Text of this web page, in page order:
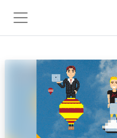
Website-Übersicht